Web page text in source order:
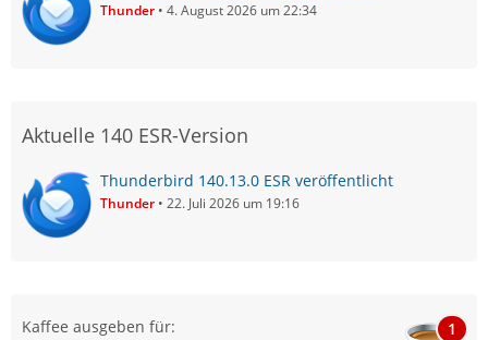
Thunder 4. August 2026 um 22:34
Aktuelle 140 ESR-Version
Thunderbird 140.13.0 ESR veröffentlicht
Thunder 22. Juli 2026 um 19:16
Kaffee ausgeben für: 1